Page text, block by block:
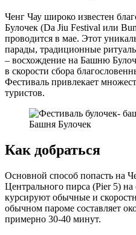
Ченг Чау широко известен
Булочек (Da Jiu Festival или
проводится в мае. Этот
парады, традиционные
– восхождение на Башню
в скорости сбора
Фестиваль привлекает
туристов.
Башня Булочек
Как добраться
Основной способ попасть на
Центрального пирса (Pier 5) на
курсируют обычные и
обычном пароме составляет
примерно 30-40 минут.